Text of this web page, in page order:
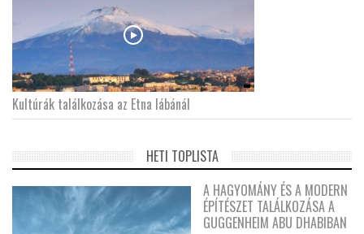
Kultúrák találkozása az Etna lábánál
HETI TOPLISTA
A HAGYOMÁNY ÉS A MODERN
ÉPÍTÉSZET TALÁLKOZÁSA A
GUGGENHEIM ABU DHABIBAN